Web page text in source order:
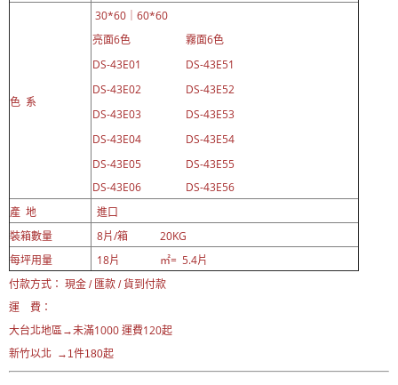
色 系
30*60｜60*60
亮面6色
霧面6色
DS-43E01
DS-43E51
DS-43E02
DS-43E52
DS-43E03
DS-43E53
DS-43E04
DS-43E54
DS-43E05
DS-43E06
DS-43E55
DS-43E56
產 地
進口
裝箱數量
8片/箱 20KG
每坪用量
18片 ㎡= 5.4片
付款方式： 現金 / 匯款 / 貨到付款
運 費：
大台北地區→未滿1000 運費120起
新竹以北 →1件180起